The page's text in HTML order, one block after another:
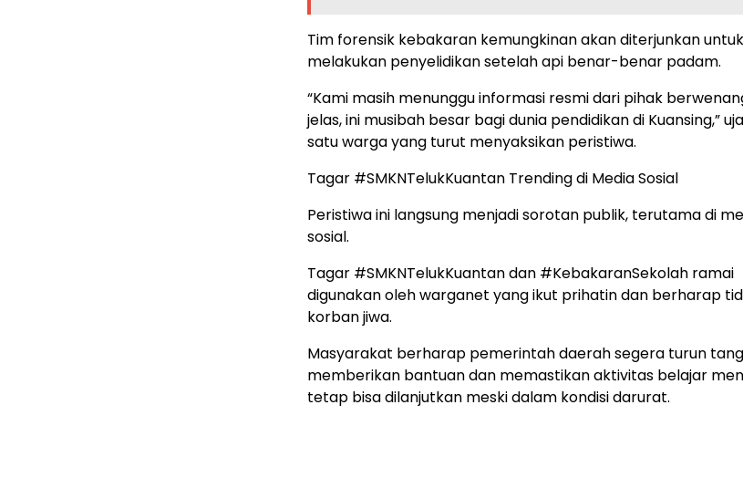
Tim forensik kebakaran kemungkinan akan diterjunkan untuk
melakukan penyelidikan setelah api benar-benar padam.
“Kami masih menunggu informasi resmi dari pihak
jelas, ini musibah besar bagi dunia pendidikan di Kuansing,”
satu warga yang turut menyaksikan peristiwa.
Tagar #SMKNTelukKuantan Trending di Media Sosial
Peristiwa ini langsung menjadi sorotan publik, terutama di
sosial.
Tagar #SMKNTelukKuantan dan #KebakaranSekolah ramai
digunakan oleh warganet yang ikut prihatin dan berharap
korban jiwa.
Masyarakat berharap pemerintah daerah segera turun
memberikan bantuan dan memastikan aktivitas belajar
tetap bisa dilanjutkan meski dalam kondisi darurat.